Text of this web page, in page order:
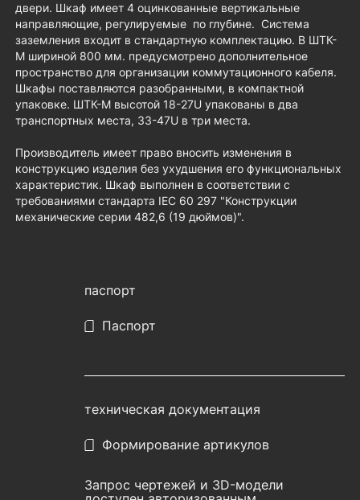
двери. Шкаф имеет 4 оцинкованные вертикальные
направляющие, регулируемые по глубине. Система
заземления входит в стандартную комплектацию. В ШТК-
М шириной 800 мм. предусмотрено дополнительное
пространство для организации коммутационного кабеля.
Шкафы поставляются разобранными, в компактной
упаковке. ШТК-М высотой 18-27U упакованы в два
транспортных места, 33-47U в три места.
Производитель имеет право вносить изменения в
конструкцию изделия без ухудшения его функциональных
характеристик. Шкаф выполнен в соответствии с
требованиями стандарта IEC 60 297 "Конструкции
механические серии 482,6 (19 дюймов)".
паспорт
Паспорт
техническая документация
Формирование артикулов
Запрос чертежей и 3D-модели